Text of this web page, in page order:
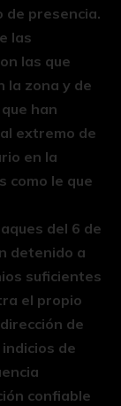
de presencia.
las
las que
la zona y de
han
extremo de
en la
como le que
del 6 de
detenido a
suficientes
el propio
de
de
confiable